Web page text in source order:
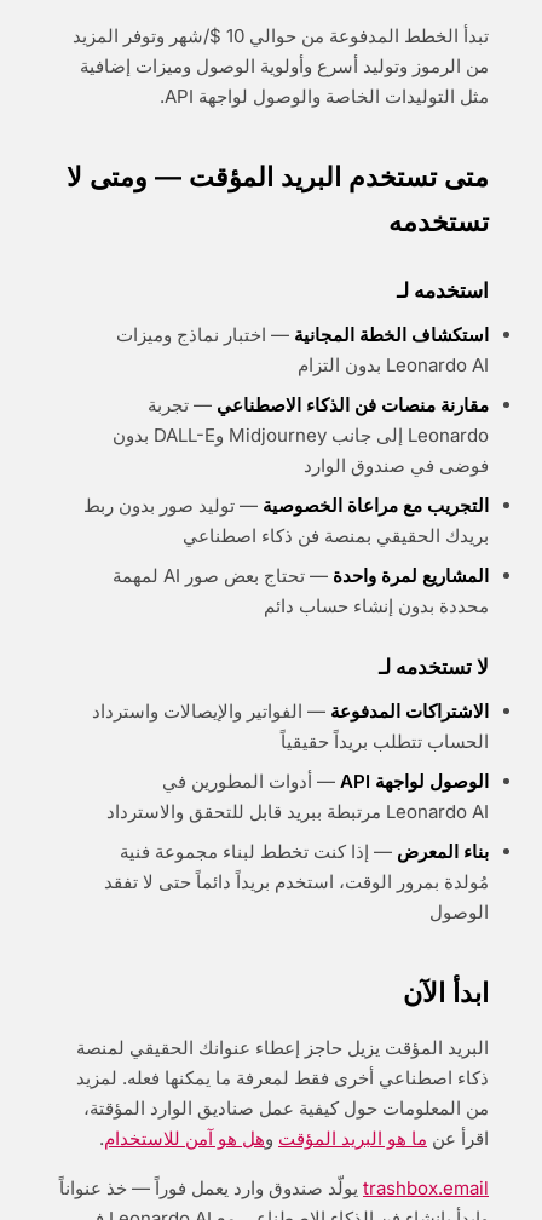
تبدأ الخطط المدفوعة من حوالي 10 $/شهر وتوفر المزيد
من الرموز وتوليد أسرع وأولوية الوصول وميزات إضافية
مثل التوليدات الخاصة والوصول لواجهة API.
متى تستخدم البريد المؤقت — ومتى لا
تستخدمه
استخدمه لـ
استكشاف الخطة المجانية — اختبار نماذج وميزات
Leonardo AI بدون التزام
مقارنة منصات فن الذكاء الاصطناعي — تجربة
Leonardo إلى جانب Midjourney وDALL-E بدون
فوضى في صندوق الوارد
التجريب مع مراعاة الخصوصية — توليد صور بدون ربط
بريدك الحقيقي بمنصة فن ذكاء اصطناعي
المشاريع لمرة واحدة
— تحتاج بعض صور AI لمهمة
محددة بدون إنشاء حساب دائم
لا تستخدمه لـ
الاشتراكات المدفوعة — الفواتير والإيصالات واسترداد
الحساب تتطلب بريداً حقيقياً
الوصول لواجهة API
— أدوات المطورين في
Leonardo AI مرتبطة ببريد قابل للتحقق والاسترداد
بناء المعرض — إذا كنت تخطط لبناء مجموعة فنية
مُولدة بمرور الوقت، استخدم بريداً دائماً حتى لا تفقد
الوصول
ابدأ الآن
البريد المؤقت يزيل حاجز إعطاء عنوانك الحقيقي لمنصة
ذكاء اصطناعي أخرى فقط لمعرفة ما يمكنها فعله. لمزيد
من المعلومات حول كيفية عمل صناديق الوارد المؤقتة،
اقرأ عن ما هو البريد المؤقت وهل هو آمن للاستخدام.
trashbox.email يولّد صندوق وارد يعمل فوراً — خذ عنواناً